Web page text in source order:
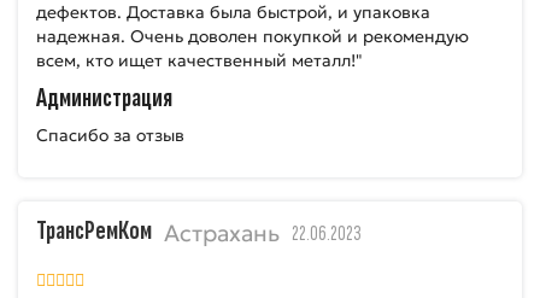
дефектов. Доставка была быстрой, и упаковка
надежная. Очень доволен покупкой и рекомендую
всем, кто ищет качественный металл!"
Администрация
Спасибо за отзыв
ТрансРемКом Астрахань 22.06.2023